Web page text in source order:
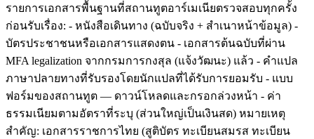
รายการเอกสารพื้นฐานที่สถานทูตอาร์เมเนียตรวจสอบทุกครั้ง
ก่อนรับเรื่อง: - หนังสือเดินทาง (ฉบับจริง + สำเนาหน้าข้อมูล) -
บัตรประชาชนหรือเอกสารแสดงตน - เอกสารต้นฉบับที่ผ่าน
MFA legalization จากกรมการกงสุล (แจ้งวัฒนะ) แล้ว - คำแปล
ภาษาปลายทางที่รับรองโดยนักแปลที่ได้รับการยอมรับ - แบบ
ฟอร์มของสถานทูต — ดาวน์โหลดและกรอกล่วงหน้า - ค่า
ธรรมเนียมตามอัตราที่ระบุ (ส่วนใหญ่เป็นเงินสด) หมายเหตุ
สำคัญ: เอกสารราชการไทย (สูติบัตร ทะเบียนสมรส ทะเบียน